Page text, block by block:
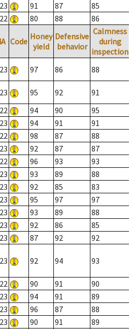
91 87 85
80 88 86
Code Honey
yield
Defensive
behavior
Calmness
during
inspection
97 86 88
95 92 91
94 90 95
94 91 91
98 87 88
92 87 87
96 93 93
93 89 88
92 85 83
95 97 97
93 89 88
92 86 85
87 92 92
92 94 93
90 91 90
94 91 89
96 87 88
90 91 89